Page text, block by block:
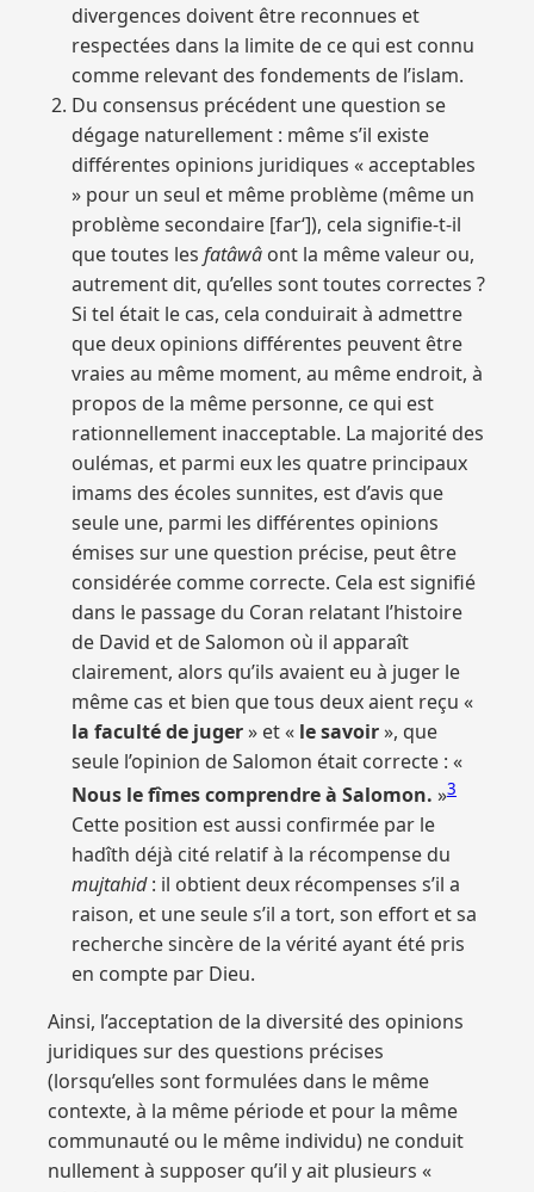
divergences doivent être reconnues et
respectées dans la limite de ce qui est connu
comme relevant des fondements de l’islam.
Du consensus précédent une question se
dégage naturellement : même s’il existe
différentes opinions juridiques « acceptables
» pour un seul et même problème (même un
problème secondaire [far‘]), cela signifie-t-il
que toutes les fatâwâ ont la même valeur ou,
autrement dit, qu’elles sont toutes correctes ?
Si tel était le cas, cela conduirait à admettre
que deux opinions différentes peuvent être
vraies au même moment, au même endroit, à
propos de la même personne, ce qui est
rationnellement inacceptable. La majorité des
oulémas, et parmi eux les quatre principaux
imams des écoles sunnites, est d’avis que
seule une, parmi les différentes opinions
émises sur une question précise, peut être
considérée comme correcte. Cela est signifié
dans le passage du Coran relatant l’histoire
de David et de Salomon où il apparaît
clairement, alors qu’ils avaient eu à juger le
même cas et bien que tous deux aient reçu «
la faculté de juger» et « le savoir», que
seule l’opinion de Salomon était correcte : «
Nous le fîmes comprendre à Salomon. »3
Cette position est aussi confirmée par le
hadîth déjà cité relatif à la récompense du
mujtahid: il obtient deux récompenses s’il a
raison, et une seule s’il a tort, son effort et sa
recherche sincère de la vérité ayant été pris
en compte par Dieu.
Ainsi, l’acceptation de la diversité des opinions
juridiques sur des questions précises
(lorsqu’elles sont formulées dans le même
contexte, à la même période et pour la même
communauté ou le même individu) ne conduit
nullement à supposer qu’il y ait plusieurs «